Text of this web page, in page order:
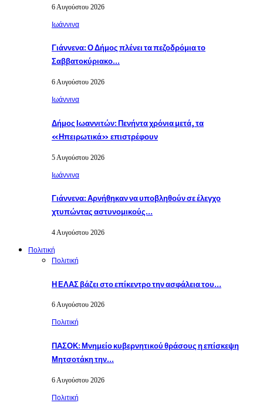
6 Αυγούστου 2026
Ιωάννινα
Γιάννενα: Ο Δήμος πλένει τα πεζοδρόμια το
Σαββατοκύριακο…
6 Αυγούστου 2026
Ιωάννινα
Δήμος Ιωαννιτών: Πενήντα χρόνια μετά, τα
«Ηπειρωτικά» επιστρέφουν
5 Αυγούστου 2026
Ιωάννινα
Γιάννενα: Αρνήθηκαν να υποβληθούν σε έλεγχο
χτυπώντας αστυνομικούς…
4 Αυγούστου 2026
Πολιτική
Πολιτική
Η ΕΛΑΣ βάζει στο επίκεντρο την ασφάλεια του…
6 Αυγούστου 2026
Πολιτική
ΠΑΣΟΚ: Μνημείο κυβερνητικού θράσους η επίσκεψη
Μητσοτάκη την…
6 Αυγούστου 2026
Πολιτική